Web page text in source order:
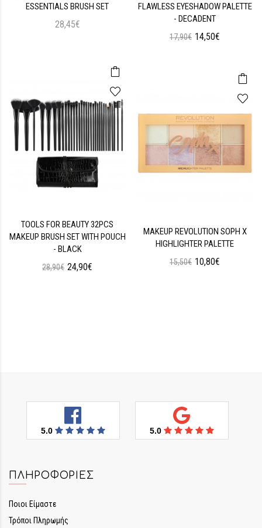
ESSENTIALS BRUSH SET
28,45€
TOOLS FOR BEAUTY 32PCS
MAKEUP BRUSH SET WITH POUCH
- BLACK
28,90€ 24,90€
FLAWLESS EYESHADOW PALETTE
- DECADENT
17,90€ 14,50€
MAKEUP REVOLUTION SOPH X
HIGHLIGHTER PALETTE
15,50€ 10,80€
5.0 5.0
ΠΛΗΡΟΦΟΡΊΕΣ
Ποιοι Είμαστε
Τρόποι Πληρωμής